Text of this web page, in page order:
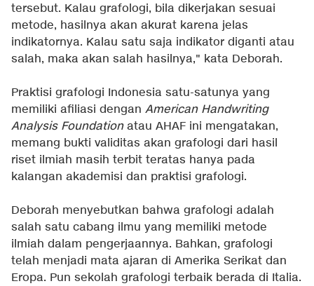
tersebut. Kalau grafologi, bila dikerjakan sesuai
metode, hasilnya akan akurat karena jelas
indikatornya. Kalau satu saja indikator diganti atau
salah, maka akan salah hasilnya," kata Deborah.
Praktisi grafologi Indonesia satu-satunya yang
memiliki afiliasi dengan American Handwriting
Analysis Foundationatau AHAF ini mengatakan,
memang bukti validitas akan grafologi dari hasil
riset ilmiah masih terbit teratas hanya pada
kalangan akademisi dan praktisi grafologi.
Deborah menyebutkan bahwa grafologi adalah
salah satu cabang ilmu yang memiliki metode
ilmiah dalam pengerjaannya. Bahkan, grafologi
telah menjadi mata ajaran di Amerika Serikat dan
Eropa. Pun sekolah grafologi terbaik berada di Italia.